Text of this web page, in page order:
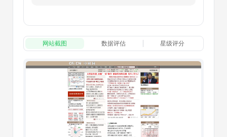
网站截图 数据评估 星级评分